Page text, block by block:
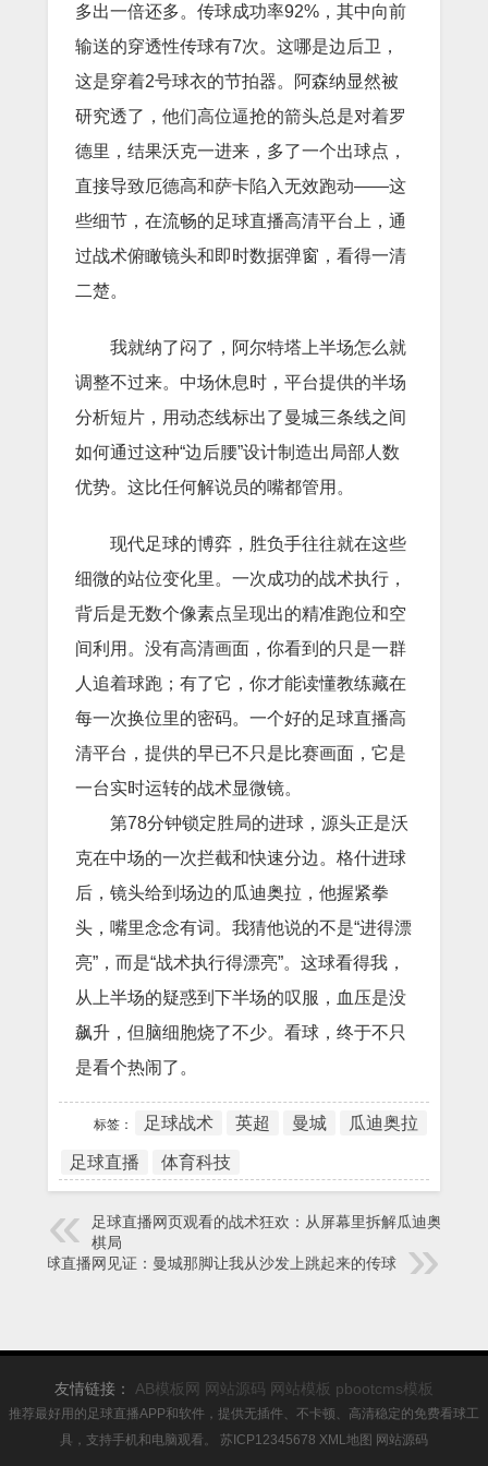
多出一倍还多。传球成功率92%，其中向前
输送的穿透性传球有7次。这哪是边后卫，
这是穿着2号球衣的节拍器。阿森纳显然被
研究透了，他们高位逼抢的箭头总是对着罗
德里，结果沃克一进来，多了一个出球点，
直接导致厄德高和萨卡陷入无效跑动——这
些细节，在流畅的足球直播高清平台上，通
过战术俯瞰镜头和即时数据弹窗，看得一清
二楚。
我就纳了闷了，阿尔特塔上半场怎么就
调整不过来。中场休息时，平台提供的半场
分析短片，用动态线标出了曼城三条线之间
如何通过这种“边后腰”设计制造出局部人数
优势。这比任何解说员的嘴都管用。
现代足球的博弈，胜负手往往就在这些
细微的站位变化里。一次成功的战术执行，
背后是无数个像素点呈现出的精准跑位和空
间利用。没有高清画面，你看到的只是一群
人追着球跑；有了它，你才能读懂教练藏在
每一次换位里的密码。一个好的足球直播高
清平台，提供的早已不只是比赛画面，它是
一台实时运转的战术显微镜。
第78分钟锁定胜局的进球，源头正是沃
克在中场的一次拦截和快速分边。格什进球
后，镜头给到场边的瓜迪奥拉，他握紧拳
头，嘴里念念有词。我猜他说的不是“进得漂
亮”，而是“战术执行得漂亮”。这球看得我，
从上半场的疑惑到下半场的叹服，血压是没
飙升，但脑细胞烧了不少。看球，终于不只
是看个热闹了。
标签： 足球战术 英超 曼城 瓜迪奥拉
足球直播 体育科技
足球直播网页观看的战术狂欢：从屏幕里拆解瓜迪奥拉的
棋局
足球直播网见证：曼城那脚让我从沙发上跳起来的传球
友情链接： AB模板网 网站源码 网站模板 pbootcms模板
推荐最好用的足球直播APP和软件，提供无插件、不卡顿、高清稳定的免费看球工
具，支持手机和电脑观看。 苏ICP12345678 XML地图 网站源码